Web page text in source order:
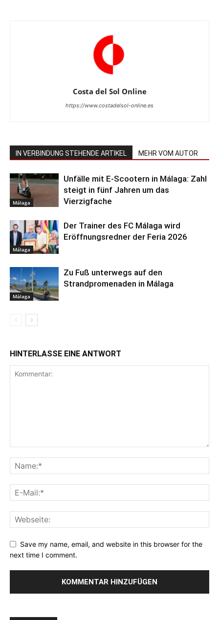
Costa del Sol Online
https://www.costadelsol-online.es
IN VERBINDUNG STEHENDE ARTIKEL MEHR VOM AUTOR
Málaga
Unfälle mit E-Scootern in Málaga: Zahl
steigt in fünf Jahren um das
Vierzigfache
Málaga
Der Trainer des FC Málaga wird
Eröffnungsredner der Feria 2026
Málaga
Zu Fuß unterwegs auf den
Strandpromenaden in Málaga
HINTERLASSE EINE ANTWORT
Save my name, email, and website in this browser for the
next time I comment.